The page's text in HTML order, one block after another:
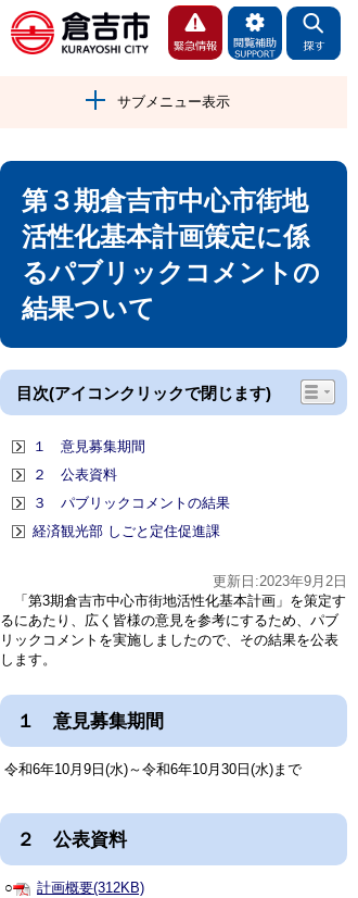
サブメニュー表示
第３期倉吉市中心市街地
活性化基本計画策定に係
るパブリックコメントの
結果ついて
目次(アイコンクリックで閉じます)
１ 意見募集期間
２ 公表資料
３ パブリックコメントの結果
経済観光部 しごと定住促進課
更新日:2023年9月2日
「第3期倉吉市中心市街地活性化基本計画」を策定す
るにあたり、広く皆様の意見を参考にするため、パブ
リックコメントを実施しましたので、その結果を公表
します。
１ 意見募集期間
令和6年10月9日(水)～令和6年10月30日(水)まで
２ 公表資料
○
計画概要(312KB)